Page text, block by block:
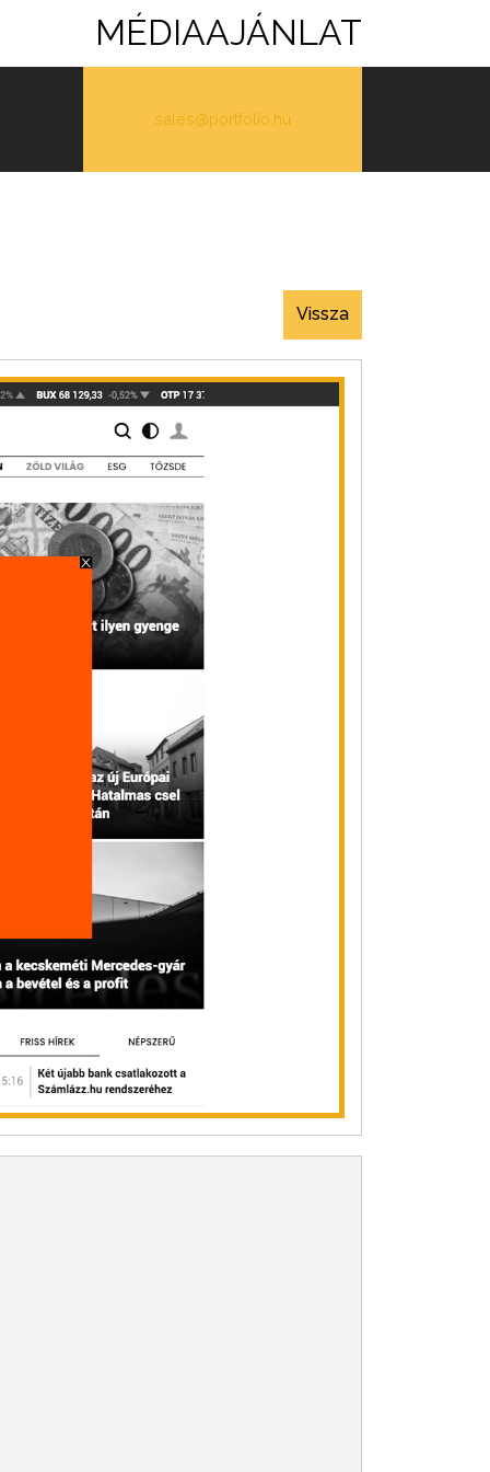
MÉDIAAJÁNLAT
sales@portfolio.hu
Vissza